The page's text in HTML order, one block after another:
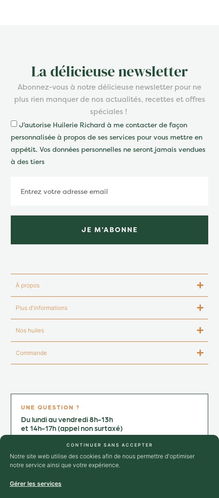
Notre site web utilise des cookies afin de nous permettre d'optimiser
notre service ainsi que votre expérience.
Gérer les services
CONTINUER SANS ACCEPTER
La délicieuse newsletter
Abonnez-vous à notre délicieuse newsletter pour ne
plus rien manquer de nos actualités, recettes et offres
spéciales !
J’autorise Huilerie Richard à me contacter de façon
personnalisée à propos de ses services pour vous mettre en
appétit. Vos données personnelles ne seront jamais vendues
à des tiers
JE M'ABONNE
À propos
Plus d'informations
Nos huiles
Commande
UNE QUESTION ?
Du lundi au vendredi 8h-13h
et 14h-17h (appel non surtaxé)
+33 4 75 25 02 64
→ Nous contacter